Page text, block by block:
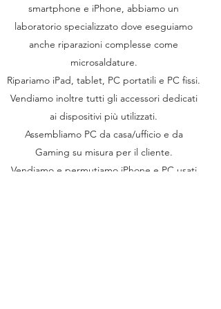
smartphone e iPhone, abbiamo un
laboratorio specializzato dove eseguiamo
anche riparazioni complesse come
microsaldature.
Ripariamo iPad, tablet, PC portatili e PC fissi.
Vendiamo inoltre tutti gli accessori dedicati
ai dispositivi più utilizzati.
Assembliamo PC da casa/ufficio e da
Gaming su misura per il cliente.
Vendiamo e permutiamo iPhone e PC usati